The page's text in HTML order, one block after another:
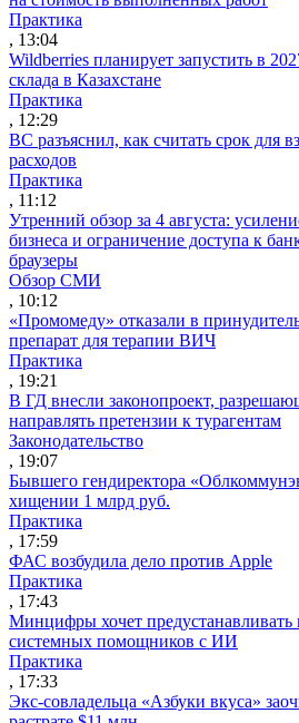
Практика
, 13:04
Wildberries планирует запустить в
склада в Казахстане
Практика
, 12:29
ВС разъяснил, как считать срок для
расходов
Практика
, 11:12
Утренний обзор за 4 августа:
бизнеса и ограничение доступа к
браузеры
Обзор СМИ
, 10:12
«Промомеду» отказали в
препарат для терапии ВИЧ
Практика
, 19:21
В ГД внесли законопроект,
направлять претензии к турагентам
Законодательство
, 19:07
Бывшего гендиректора
хищении 1 млрд руб.
Практика
, 17:59
ФАС возбудила дело против Apple
Практика
, 17:43
Минцифры хочет предустанавливать
системных помощников с ИИ
Практика
, 17:33
Экс-совладельца «Азбуки вкуса»